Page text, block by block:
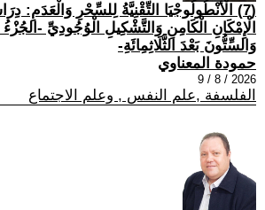
(7) الْأَنْطُولُوجْيَا التِّقْنِيَّةُ لِلسِّحْرِ وَالْعَدَمِ:
الْإِمْكَانِ الْكَامِنِ وَالتَّشْكِيلِ الْوُجُودِيِّ -الجُزْءُ
وَالسِّتُّونَ بَعْدَ الثَّلَاثِمِائَةِ-
حمودة المعناوي
2026 / 8 / 9
الفلسفة ,علم النفس , وعلم الاجتماع